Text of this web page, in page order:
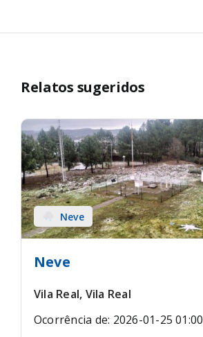
Relatos sugeridos
Neve
Neve
Vila Real, Vila Real
Ocorrência de: 2026-01-25 01:00